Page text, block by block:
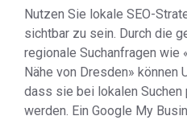
Nutzen Sie lokale SEO-
sichtbar zu sein. Durch die
regionale Suchanfragen wie
Nähe von Dresden» können
dass sie bei lokalen
werden. Ein Google My